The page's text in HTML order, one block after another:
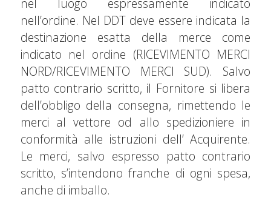
nell’ordine. Nel DDT deve essere indicata la
destinazione esatta della merce come
indicato nel ordine (RICEVIMENTO MERCI
NORD/RICEVIMENTO MERCI SUD). Salvo
patto contrario scritto, il Fornitore si libera
dell’obbligo della consegna, rimettendo le
merci al vettore od allo spedizioniere in
conformità alle istruzioni dell’ Acquirente.
Le merci, salvo espresso patto contrario
scritto, s’intendono franche di ogni spesa,
anche di imballo.